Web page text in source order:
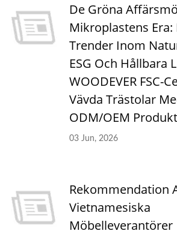
De Gröna
Mikroplastens Era:
Trender Inom
ESG Och Hållbara
WOODEVER FSC-
Vävda Trästolar
ODM/OEM
03 Jun, 2026
Rekommendation
Vietnamesiska
Möbelleverantörer